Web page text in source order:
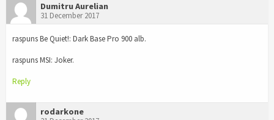
Dumitru Aurelian
31 December 2017
raspuns Be Quiet!: Dark Base Pro 900 alb.
raspuns MSI: Joker.
Reply
rodarkone